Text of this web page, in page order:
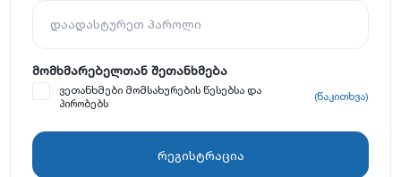
დაადასტურეთ პაროლი
მომხმარებელთან შეთანხმება
ვეთანხმები მომსახურების წესებსა და
პირობებს
(წაკითხვა)